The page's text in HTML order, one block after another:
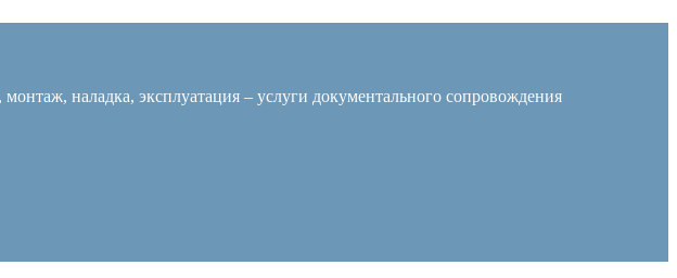
наладка, эксплуатация – услуги документального сопровождения